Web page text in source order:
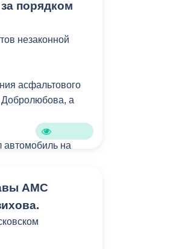
комфортнее.
порядком
незаконной
асфальтового
Добролюбова, а
автомобиль на
города.
санитарного
АМС